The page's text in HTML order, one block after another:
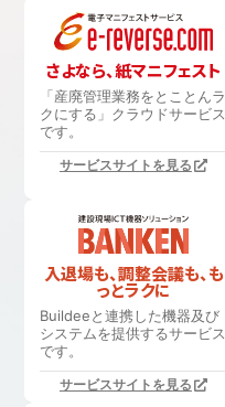
さよなら、紙マニフェスト
「産廃管理業務をとことんラ
クにする」 クラウドサービス
です。
サービスサイトを見る
入退場も、調整会議も、も
っとラクに
Buildeeと連携した機器及び
システムを提供するサービス
です。
サービスサイトを見る